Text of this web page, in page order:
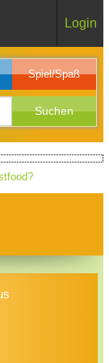
Login
Spiel/Spaß